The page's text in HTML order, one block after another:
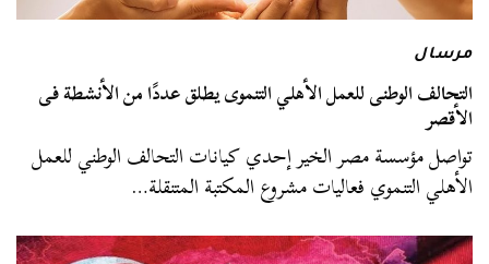
مرسال
التحالف الوطنى للعمل الأهلي التنموى يطلق عددًا من الأنشطة فى
الأقصر
تواصل مؤسسة مصر الخير إحدي كيانات التحالف الوطني للعمل
الأهلي التنموي فعاليات مشروع المكتبة المتنقلة…